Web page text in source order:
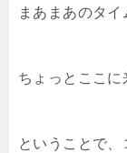
まあまあのタ
ちょっとここに
ということで、